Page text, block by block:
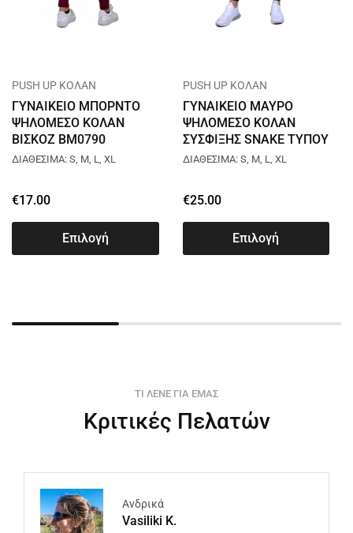
PUSH UP ΚΟΛΑΝ
ΓΥΝΑΙΚΕΙΟ ΜΠΟΡΝΤΟ
ΨΗΛΟΜΕΣΟ ΚΟΛΑΝ
ΒΙΣΚΟΖ BM0790
ΔΙΑΘΕΣΙΜΑ: S, M, L, XL
€17.00
Επιλογή
PUSH UP ΚΟΛΑΝ
ΓΥΝΑΙΚΕΙΟ ΜΑΥΡΟ
ΨΗΛΟΜΕΣΟ ΚΟΛΑΝ
ΣΥΣΦΙΞΗΣ SNAKE ΤΥΠΟΥ
ΔΕΡΜΑΤΙΝΗΣ L029
ΔΙΑΘΕΣΙΜΑ: S, M, L, XL
€25.00
Επιλογή
ΤΙ ΛΕΝΕ ΓΙΑ ΕΜΑΣ
Κριτικές Πελατών
Ανδρικά
Vasiliki K.